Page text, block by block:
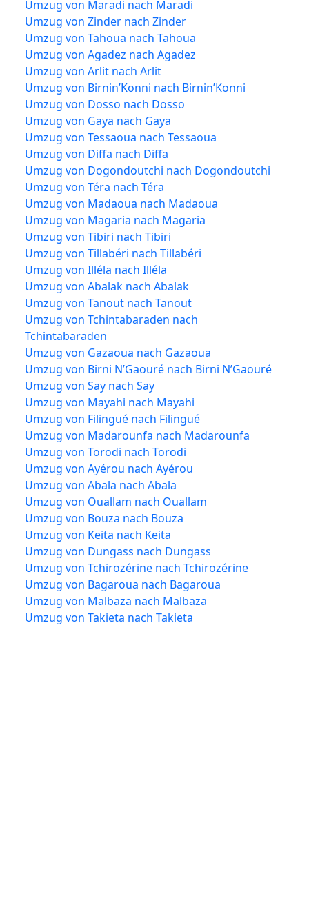
Umzug von Maradi nach Maradi
Umzug von Zinder nach Zinder
Umzug von Tahoua nach Tahoua
Umzug von Agadez nach Agadez
Umzug von Arlit nach Arlit
Umzug von Birnin’Konni nach Birnin’Konni
Umzug von Dosso nach Dosso
Umzug von Gaya nach Gaya
Umzug von Tessaoua nach Tessaoua
Umzug von Diffa nach Diffa
Umzug von Dogondoutchi nach Dogondoutchi
Umzug von Téra nach Téra
Umzug von Madaoua nach Madaoua
Umzug von Magaria nach Magaria
Umzug von Tibiri nach Tibiri
Umzug von Tillabéri nach Tillabéri
Umzug von Illéla nach Illéla
Umzug von Abalak nach Abalak
Umzug von Tanout nach Tanout
Umzug von Tchintabaraden nach
Tchintabaraden
Umzug von Gazaoua nach Gazaoua
Umzug von Birni N’Gaouré nach Birni N’Gaouré
Umzug von Say nach Say
Umzug von Mayahi nach Mayahi
Umzug von Filingué nach Filingué
Umzug von Madarounfa nach Madarounfa
Umzug von Torodi nach Torodi
Umzug von Ayérou nach Ayérou
Umzug von Abala nach Abala
Umzug von Ouallam nach Ouallam
Umzug von Bouza nach Bouza
Umzug von Keita nach Keita
Umzug von Dungass nach Dungass
Umzug von Tchirozérine nach Tchirozérine
Umzug von Bagaroua nach Bagaroua
Umzug von Malbaza nach Malbaza
Umzug von Takieta nach Takieta